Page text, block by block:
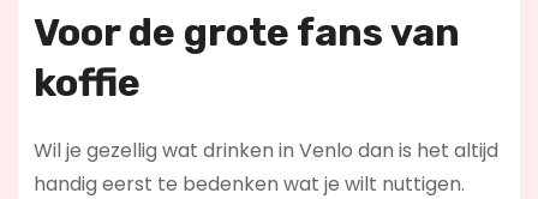
Voor de grote fans van
koffie
Wil je gezellig wat drinken in Venlo dan is het altijd
handig eerst te bedenken wat je wilt nuttigen.